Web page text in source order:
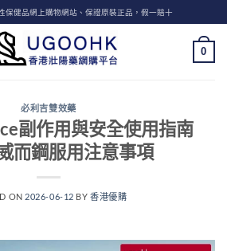
保健品網上購物網站、保證原裝正品，假一賠十
0
必利吉雙效藥
副作用與安全使用指南
而鋼服用注意事項
ON 2026-06-12 BY香港優購